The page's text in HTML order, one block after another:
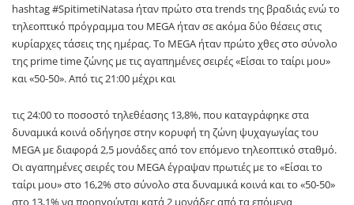
hashtag #SpitimetiNatasa ήταν πρώτο στα trends της βραδιάς ενώ το
τηλεοπτικό πρόγραμμα του MEGA ήταν σε ακόμα δύο θέσεις στις
κυρίαρχες τάσεις της ημέρας. Το MEGA ήταν πρώτο χθες στο σύνολο
της prime time ζώνης με τις αγαπημένες σειρές «Είσαι το ταίρι μου»
και «50-50». Από τις 21:00 μέχρι και
τις 24:00 το ποσοστό τηλεθέασης 13,8%, που καταγράφηκε στα
δυναμικά κοινά οδήγησε στην κορυφή τη ζώνη ψυχαγωγίας του
MEGA με διαφορά 2,5 μονάδες από τον επόμενο τηλεοπτικό σταθμό.
Οι αγαπημένες σειρές του MEGA έγραψαν πρωτιές με το «Είσαι το
ταίρι μου» στο 16,2% στο σύνολο στα δυναμικά κοινά και το «50-50»
στο 13,1% να προηγούνται κατά 2 μονάδες από τα επόμενα